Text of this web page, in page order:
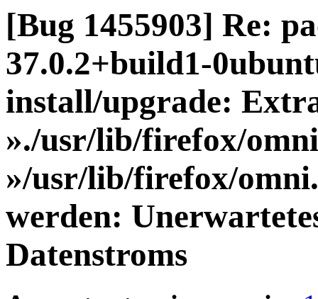
[Bug 1455903] Re:
37.0.2+build1-
install/upgrade:
»./usr/lib/firefox/
»/usr/lib/firefox/
werden:
Datenstroms